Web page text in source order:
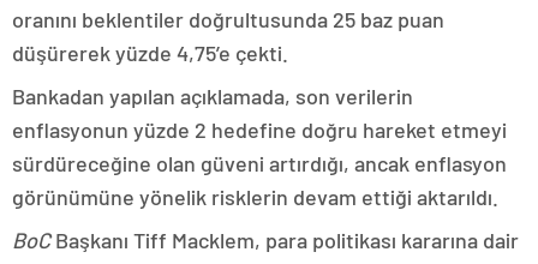
oranını beklentiler doğrultusunda 25 baz puan
düşürerek yüzde 4,75’e çekti.
Bankadan yapılan açıklamada, son verilerin
enflasyonun yüzde 2 hedefine doğru hareket etmeyi
sürdüreceğine olan güveni artırdığı, ancak enflasyon
görünümüne yönelik risklerin devam ettiği aktarıldı.
BoCBaşkanı Tiff Macklem, para politikası kararına dair